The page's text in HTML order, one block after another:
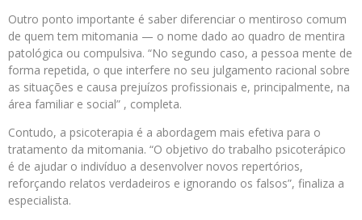
Outro ponto importante é saber diferenciar o mentiroso comum
de quem tem mitomania — o nome dado ao quadro de mentira
patológica ou compulsiva. “No segundo caso, a pessoa mente de
forma repetida, o que interfere no seu julgamento racional sobre
as situações e causa prejuízos profissionais e, principalmente, na
área familiar e social” , completa.
Contudo, a psicoterapia é a abordagem mais efetiva para o
tratamento da mitomania. “O objetivo do trabalho psicoterápico
é de ajudar o indivíduo a desenvolver novos repertórios,
reforçando relatos verdadeiros e ignorando os falsos”, finaliza a
especialista.